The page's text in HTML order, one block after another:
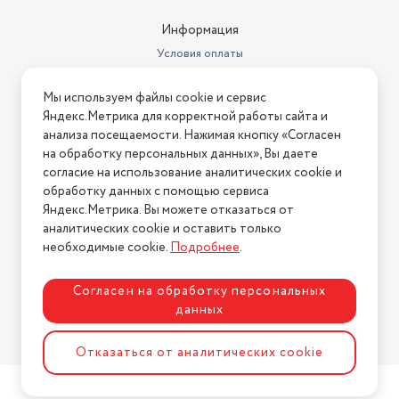
Информация
Условия оплаты
Условия возврата
Нашли ошибку на сайте? Напишите нам
2026 © Интернет-магазин "АстМаркет". У нас есть всё!
Политика конфиденциальности
Разработка сайтаASTDESIGN
Мы используем файлы cookie и сервис
Яндекс.Метрика для корректной работы сайта и
анализа посещаемости. Нажимая кнопку «Согласен
на обработку персональных данных», Вы даете
согласие на использование аналитических cookie и
обработку данных с помощью сервиса
Яндекс.Метрика. Вы можете отказаться от
аналитических cookie и оставить только
необходимые cookie.Подробнее.
Согласен на обработку персональных
данных
Отказаться от аналитических cookie